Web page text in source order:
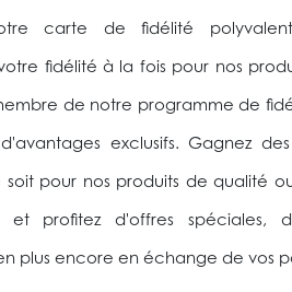
carte de fidélité
fidélité à la fois pour nos
de notre programme de
exclusifs. Gagnez
pour nos produits de qualité
et profitez d'offres spéciales,
plus encore en échange de vos